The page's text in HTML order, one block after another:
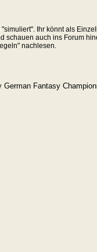
Ihr könnt als
auch ins Forum
nachlesen.
German Fantasy